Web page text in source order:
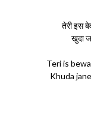
तेरी इस
खुदा
Teri is
Khuda